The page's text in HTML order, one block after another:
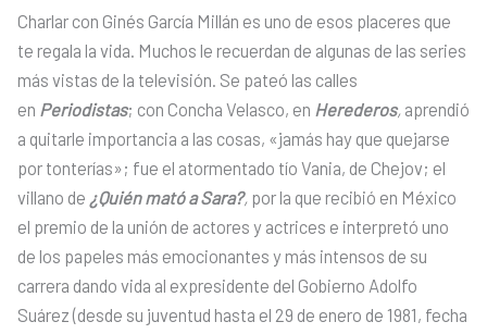
Charlar con Ginés García Millán es uno de esos placeres que
te regala la vida. Muchos le recuerdan de algunas de las series
más vistas de la televisión. Se pateó las calles
en Periodistas; con Concha Velasco, en Herederos, aprendió
a quitarle importancia a las cosas, «jamás hay que quejarse
por tonterías»; fue el atormentado tío Vania, de Chejov; el
villano de ¿Quién mató a Sara?, por la que recibió en México
el premio de la unión de actores y actrices e interpretó uno
de los papeles más emocionantes y más intensos de su
carrera dando vida al expresidente del Gobierno Adolfo
Suárez (desde su juventud hasta el 29 de enero de 1981, fecha